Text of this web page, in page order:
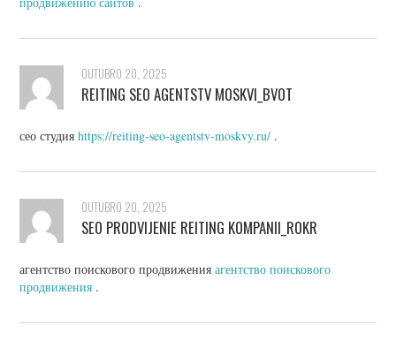
OUTUBRO 20, 2025
REITING SEO AGENTSTV MOSKVI_BVOT
сео студияhttps://reiting-seo-agentstv-moskvy.ru/ .
OUTUBRO 20, 2025
SEO PRODVIJENIE REITING KOMPANII_ROKR
агентство поискового продвиженияагентство поискового
продвижения .